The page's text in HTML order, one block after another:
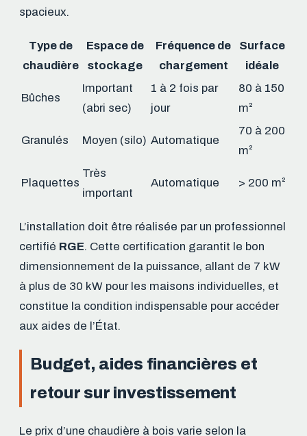
spacieux.
Type de
chaudière
Espace de
stockage
Fréquence de
chargement
Surface
idéale
Bûches
Important
(abri sec)
1 à 2 fois par
jour
80 à 150
m²
Granulés Moyen (silo) Automatique
70 à 200
m²
Plaquettes
Très
important
Automatique > 200 m²
L’installation doit être réalisée par un professionnel
certifié RGE. Cette certification garantit le bon
dimensionnement de la puissance, allant de 7 kW
à plus de 30 kW pour les maisons individuelles, et
constitue la condition indispensable pour accéder
aux aides de l’État.
Budget, aides financières et
retour sur investissement
Le prix d’une chaudière à bois varie selon la